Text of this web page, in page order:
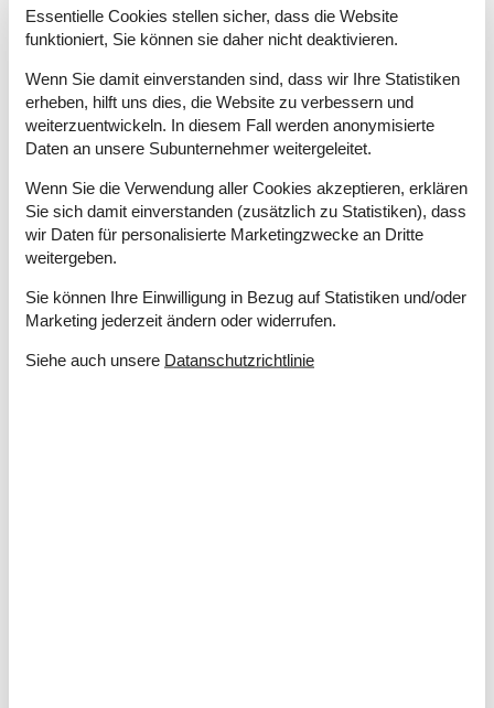
Ferienhaus Fanö Last Minute
Kurz entschlossen einen schönen Insel-Urlaub buchen? Dann
sollten Sie hier suchen und Ihr Traum-Domizil auf dieser Perle
Essentielle Cookies stellen sicher, dass die Website
funktioniert, Sie können sie daher nicht deaktivieren.
Wenn Sie damit einverstanden sind, dass wir Ihre Statistiken
erheben, hilft uns dies, die Website zu verbessern und
weiterzuentwickeln. In diesem Fall werden anonymisierte
Daten an unsere Subunternehmer weitergeleitet.
Wenn Sie die Verwendung aller Cookies akzeptieren, erklären
Sie sich damit einverstanden (zusätzlich zu Statistiken), dass
wir Daten für personalisierte Marketingzwecke an Dritte
weitergeben.
Sie können Ihre Einwilligung in Bezug auf Statistiken und/oder
Marketing jederzeit ändern oder widerrufen.
Siehe auch unsere Datanschutzrichtlinie